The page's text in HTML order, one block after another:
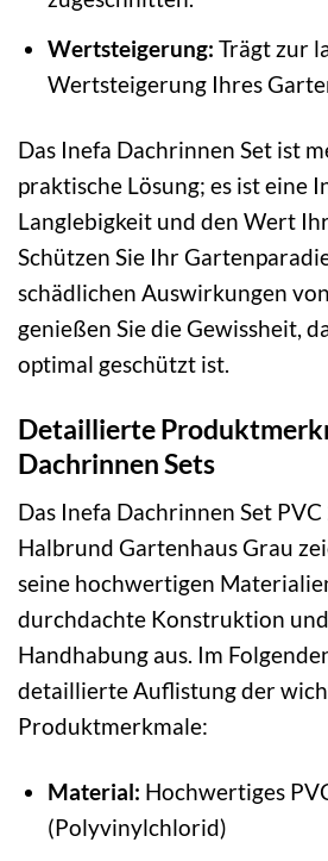
Wertsteigerung: Trägt zur
Wertsteigerung Ihres
Das Inefa Dachrinnen Set ist
praktische Lösung; es ist eine
Langlebigkeit und den Wert
Schützen Sie Ihr
schädlichen Auswirkungen
genießen Sie die Gewissheit,
optimal geschützt ist.
Detaillierte
Dachrinnen Sets
Das Inefa Dachrinnen Set
Halbrund Gartenhaus Grau
seine hochwertigen
durchdachte Konstruktion
Handhabung aus. Im
detaillierte Auflistung der
Produktmerkmale:
Material: Hochwertiges
(Polyvinylchlorid)